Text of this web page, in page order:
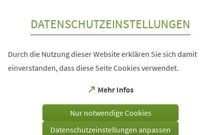
DATENSCHUTZEINSTELLUNGEN
Durch die Nutzung dieser Website erklären Sie sich damit
einverstanden, dass diese Seite Cookies verwendet.
Mehr Infos
(Öffnet
einem
Tab)
Nur notwendige Cookies
Datenschutzeinstellungen anpassen